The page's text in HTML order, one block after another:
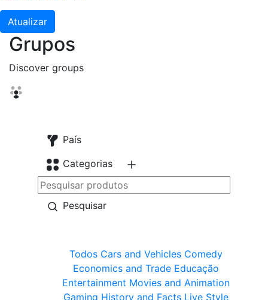
Atualizar
Grupos
Discover groups
País
Categorias
Pesquisar
Todos Cars and Vehicles Comedy
Economics and Trade Educação
Entertainment Movies and Animation
Gaming History and Facts Live Style